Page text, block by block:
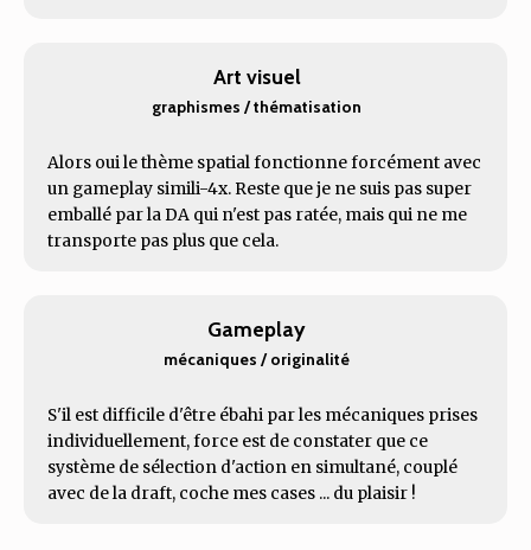
Art visuel
graphismes / thématisation
Alors oui le thème spatial fonctionne forcément avec
un gameplay simili-4x. Reste que je ne suis pas super
emballé par la DA qui n'est pas ratée, mais qui ne me
transporte pas plus que cela.
Gameplay
mécaniques / originalité
S'il est difficile d'être ébahi par les mécaniques prises
individuellement, force est de constater que ce
système de sélection d'action en simultané, couplé
avec de la draft, coche mes cases ... du plaisir !